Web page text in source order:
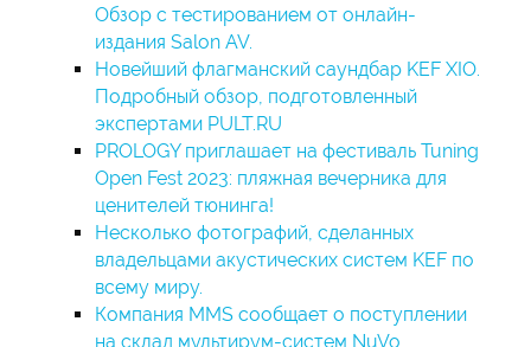
Обзор с тестированием от онлайн-
издания Salon AV.
Новейший флагманский саундбар KEF XIO.
Подробный обзор, подготовленный
экспертами PULT.RU
PROLOGY приглашает на фестиваль Tuning
Open Fest 2023: пляжная вечерника для
ценителей тюнинга!
Несколько фотографий, сделанных
владельцами акустических систем KEF по
всему миру.
Компания MMS сообщает о поступлении
на склад мультирум-систем NuVo